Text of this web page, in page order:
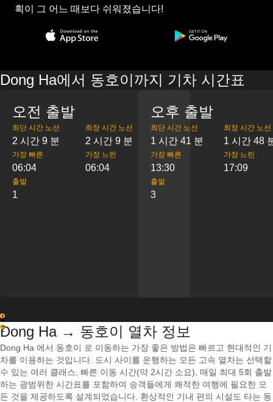
획이 그 어느 때보다 쉬워졌습니다!
Dong Ha에서 동호이까지 기차 시간표
오전 출발
최단 시간 노선
2 시간 9 분
최장 시간 노선
2 시간 9 분
가장 빠른
06:04
가장 느린
06:04
출발
1
오후 출발
최단 시간 노선
1 시간 41 분
최장 시간 노선
1 시간 48
가장 빠른
13:30
가장 느린
17:09
출발
3
1
2
Dong Ha → 동호이 열차 정보
Dong Ha 에서 동호이 로 이동하는 가장 좋은 방법은 빠르고 현대적인 기
차를 이용하는 것입니다. 도시 사이를 운행하는 모든 고속 열차는 선택할
수 있는 여러 클래스, 빠른 이동 시간(약 2시간 소요), 매일 최대 5회 출발
하는 광범위한 시간표를 포함하여 승객들에게 쾌적한 여행에 필요한 모
든 것을 제공하도록 설계되었습니다. 환상적인 기내 편의 시설도 타는 동